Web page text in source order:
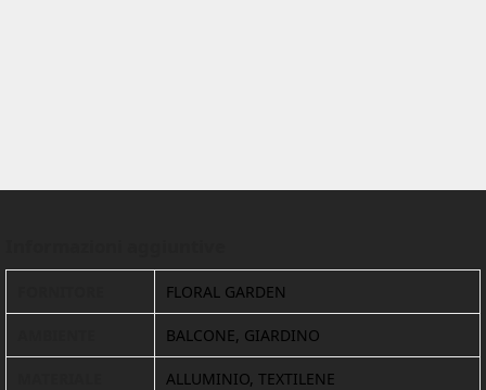
FLORAL GARDEN
BALCONE, GIARDINO
ALLUMINIO, TEXTILENE